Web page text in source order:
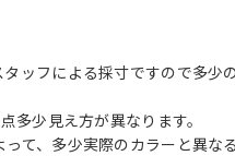
ッフによる採寸ですので多少
多少見え方が異なります。
て、多少実際のカラーと異な